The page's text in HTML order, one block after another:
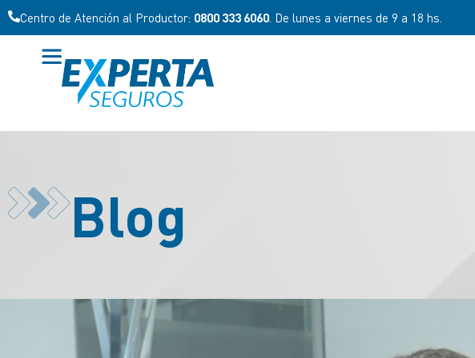
Centro de Atención al Productor: 0800 333 6060 . De lunes a viernes de 9 a 18 hs.
Blog